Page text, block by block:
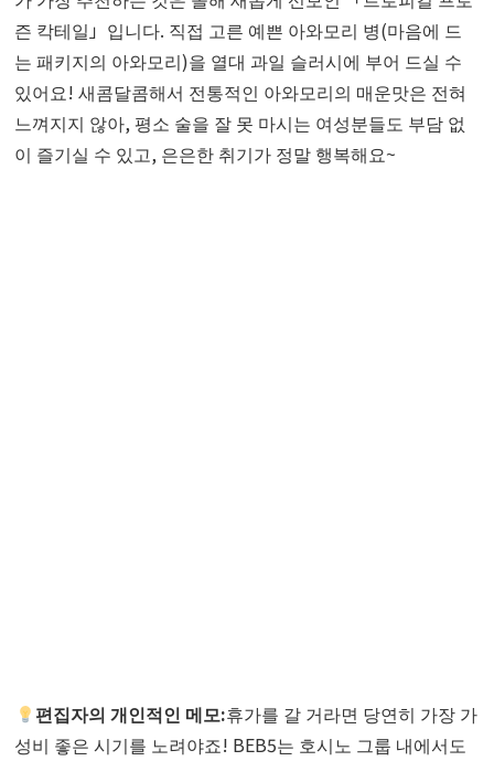
즌 칵테일」입니다. 직접 고른 예쁜 아와모리 병(마음에 드
는 패키지의 아와모리)을 열대 과일 슬러시에 부어 드실 수
있어요! 새콤달콤해서 전통적인 아와모리의 매운맛은 전혀
느껴지지 않아, 평소 술을 잘 못 마시는 여성분들도 부담 없
이 즐기실 수 있고, 은은한 취기가 정말 행복해요~
편집자의 개인적인 메모:휴가를 갈 거라면 당연히 가장 가
성비 좋은 시기를 노려야죠! BEB5는 호시노 그룹 내에서도